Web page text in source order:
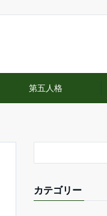
第五人格
カテゴリー